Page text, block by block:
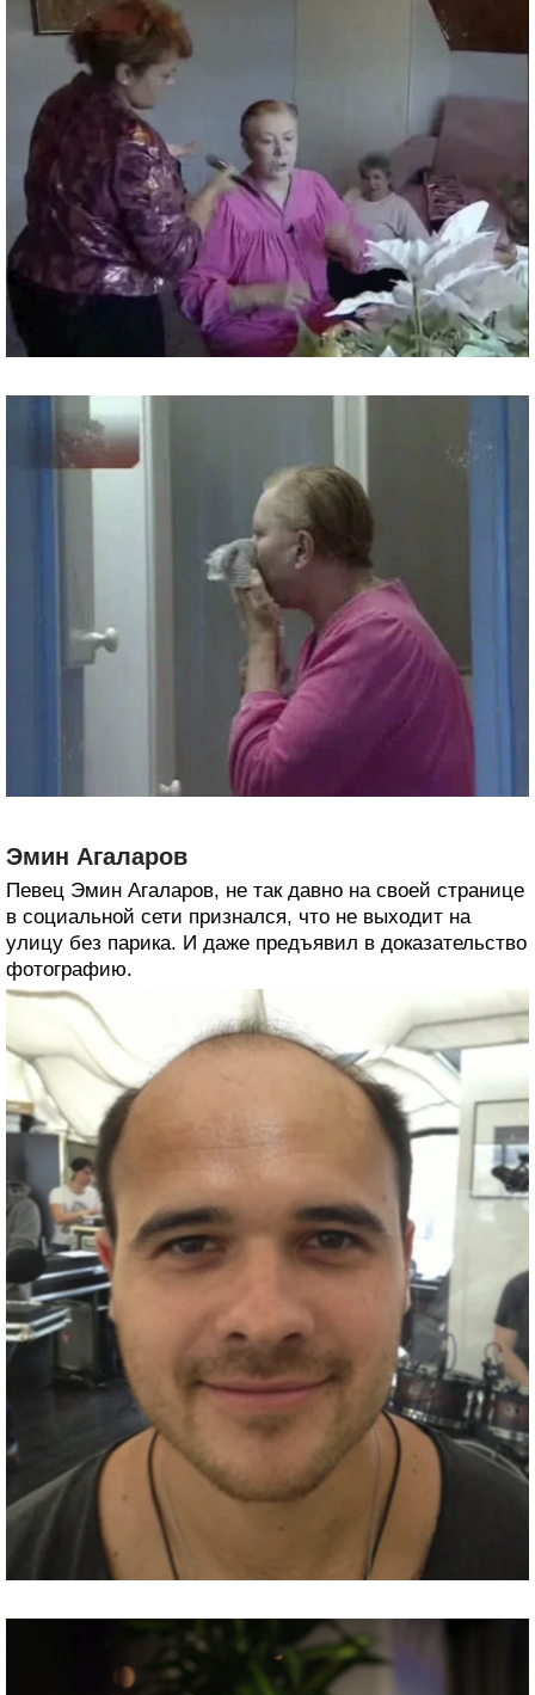
Эмин Агаларов
Певец Эмин Агаларов, не так давно на своей странице
в социальной сети признался, что не выходит на
улицу без парика. И даже предъявил в доказательство
фотографию.